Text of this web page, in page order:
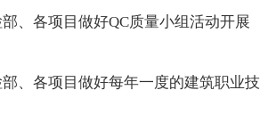
、各项目做好QC质量小组活动开展
、各项目做好每年一度的建筑职业技